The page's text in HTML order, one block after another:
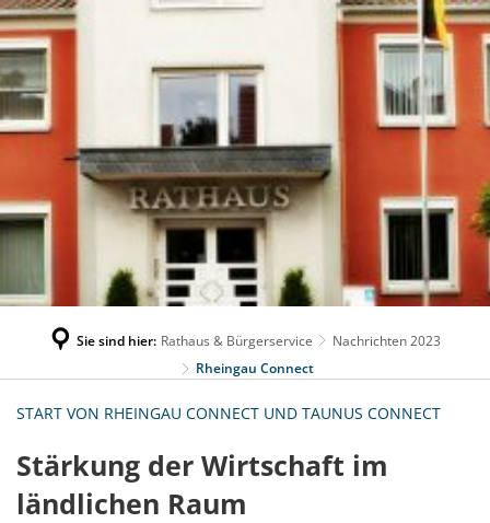
Sie sind hier: Rathaus & Bürgerservice
Nachrichten 2023
Rheingau Connect
START VON RHEINGAU CONNECT UND TAUNUS CONNECT
Stärkung der Wirtschaft im
ländlichen Raum